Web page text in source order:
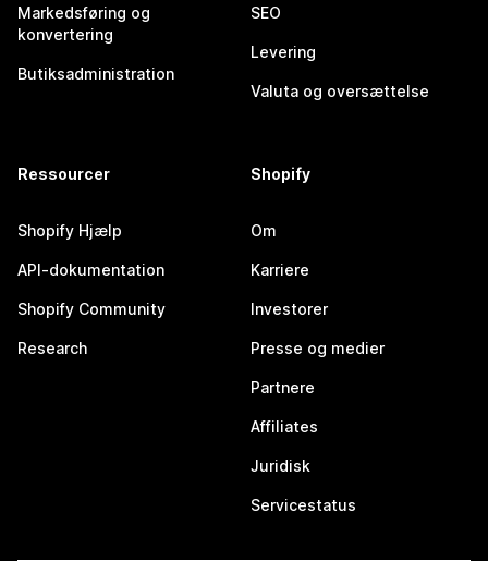
Markedsføring og
konvertering
Butiksadministration
SEO
Levering
Valuta og oversættelse
Ressourcer
Shopify Hjælp
API-dokumentation
Shopify Community
Research
Shopify
Om
Karriere
Investorer
Presse og medier
Partnere
Affiliates
Juridisk
Servicestatus